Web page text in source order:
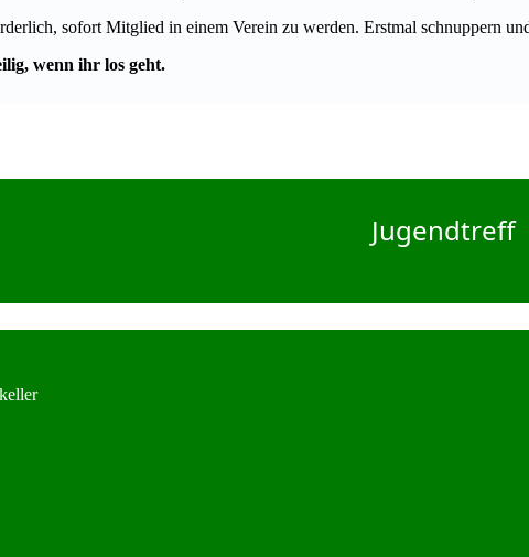
sofort Mitglied in einem Verein zu werden. Erstmal schnuppern
wenn ihr los geht.
Jugendtreff